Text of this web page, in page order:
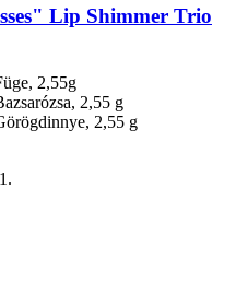
Lip Shimmer Trio
2,55g
2,55 g
2,55 g